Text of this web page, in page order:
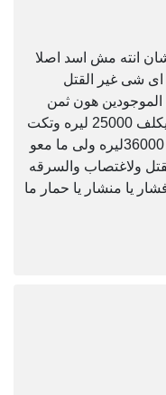
انته مش اسد اصلا
اى شى غير القتل
هون ثمن
جواز السفر اليوم كام حدا عندو علم بيكلف 25000 ليره وتكت
الطياره اقل مبلغ للبطاقه زهاب فقط 36000ليره ولى ما معو
ولاغتصاب والسرقه
يا منشار يا حمار ما